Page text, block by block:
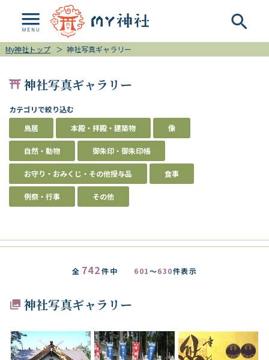
My神社トップ ＞ 神社写真ギャラリー
神社写真ギャラリー
カテゴリで絞り込む
鳥居
本殿・拝殿・建築物 像
自然・動物 御朱印・御朱印帳
お守り・おみくじ・その他授与品 食事
例祭・行事 その他
全 742件中 601～630件表示
神社写真ギャラリー